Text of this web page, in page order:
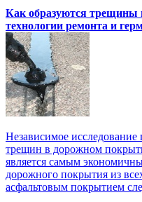
Как образуются трещины
технологии ремонта и
Независимое исследование
трещин в дорожном
является самым
дорожного покрытия из
асфальтовым покрытием